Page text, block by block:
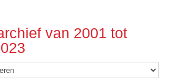
van 2001 tot